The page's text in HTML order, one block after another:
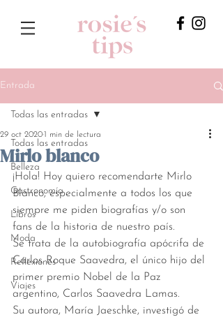
Entrada
Todas las entradas
Belleza
Gastronomía
Libros
Moda
Reflexiones
Viajes
Todas las entradas
Mirlo blanco
29 oct 20201 min de lectura
¡Hola! Hoy quiero recomendarte Mirlo
Blanco, especialmente a todos los que
siempre me piden biografías y/o son
fans de la historia de nuestro país.
Se trata de la autobiografía apócrifa de
Carlos Roque Saavedra, el único hijo del
primer premio Nobel de la Paz
argentino, Carlos Saavedra Lamas.
Su autora, María Jaeschke, investigó de